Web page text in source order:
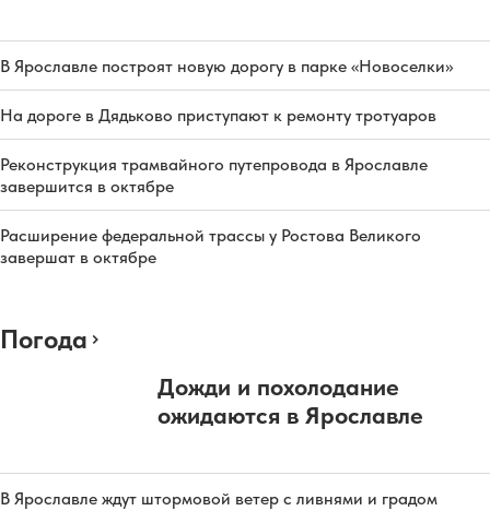
В Ярославле построят новую дорогу в парке «Новоселки»
На дороге в Дядьково приступают к ремонту тротуаров
Реконструкция трамвайного путепровода в Ярославле
завершится в октябре
Расширение федеральной трассы у Ростова Великого
завершат в октябре
Погода
Дожди и похолодание
ожидаются в Ярославле
В Ярославле ждут штормовой ветер с ливнями и градом